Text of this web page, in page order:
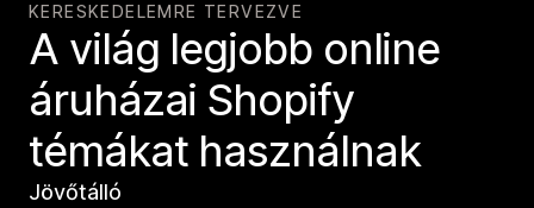
KERESKEDELEMRE TERVEZVE
A világ legjobb online
áruházai Shopify
témákat használnak
Jövőtálló